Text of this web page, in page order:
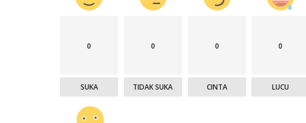
0
SUKA
0
TIDAK SUKA
0
CINTA
0
LUCU
Akpol
Surat Telegram Rotasi Pati Polri,
Komjen Agus Andrianto...
Humas Polres Manggarai Barat